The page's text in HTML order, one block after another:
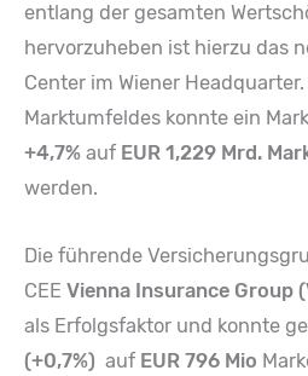
entlang der gesamten
hervorzuheben ist hierzu das
Center im Wiener
Marktumfeldes konnte ein
+4,7% auf EUR 1,229 Mrd.
werden.
Die führende
CEE Vienna Insurance Group
als Erfolgsfaktor und konnte
(+0,7%) auf EUR 796 Mio